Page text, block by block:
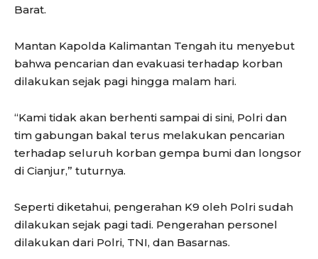
Barat.
Mantan Kapolda Kalimantan Tengah itu menyebut
bahwa pencarian dan evakuasi terhadap korban
dilakukan sejak pagi hingga malam hari.
“Kami tidak akan berhenti sampai di sini, Polri dan
tim gabungan bakal terus melakukan pencarian
terhadap seluruh korban gempa bumi dan longsor
di Cianjur,” tuturnya.
Seperti diketahui, pengerahan K9 oleh Polri sudah
dilakukan sejak pagi tadi. Pengerahan personel
dilakukan dari Polri, TNI, dan Basarnas.